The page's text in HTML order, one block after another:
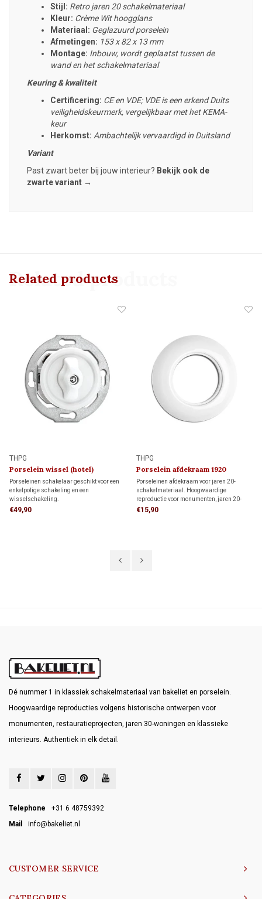
Stijl: Retro jaren 20 schakelmateriaal
Kleur: Crème Wit hoogglans
Materiaal: Geglazuurd porselein
Afmetingen: 153 x 82 x 13 mm
Montage: Inbouw, wordt geplaatst tussen de
wand en het schakelmateriaal
Keuring & kwaliteit
Certificering: CE en VDE; VDE is een erkend Duits
veiligheidskeurmerk, vergelijkbaar met het KEMA-
keur
Herkomst: Ambachtelijk vervaardigd in Duitsland
Variant
Past zwart beter bij jouw interieur? Bekijk ook de
zwarte variant →
Related products
Related products
THPG
Porselein wissel (hotel)
schakelaar 1920
Porseleinen schakelaar geschikt voor een
enkelpolige schakeling en een
wisselschakeling.
Enkelpolige schakeling: bedient de
€49,90
THPG
Porselein afdekraam 1920
Porseleinen afdekraam voor jaren 20-
schakelmateriaal. Hoogwaardige
reproductie voor monumenten, jaren 20-
woningen en klassieke interieurs.
€15,90
Dé nummer 1 in klassiek schakelmateriaal van bakeliet en porselein.
Hoogwaardige reproducties volgens historische ontwerpen voor
monumenten, restauratieprojecten, jaren 30-woningen en klassieke
interieurs. Authentiek in elk detail.
Telephone
+31 6 48759392
Mail
info@bakeliet.nl
CUSTOMER SERVICE